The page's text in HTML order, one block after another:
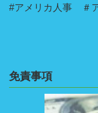
#アメリカ人事 ＃
免責事項